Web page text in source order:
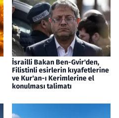
İsrailli Bakan Ben-Gvir'den,
Filistinli esirlerin kıyafetlerine
ve Kur'an-ı Kerimlerine el
konulması talimatı